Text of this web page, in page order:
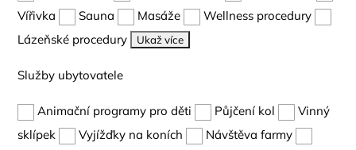
Vířivka
Sauna Masáže
Wellness procedury
Lázeňské procedury
Ukaž více
Služby ubytovatele
Animační programy pro děti Půjčení kol
Vinný
sklípek
Vyjížďky na koních
Návštěva farmy